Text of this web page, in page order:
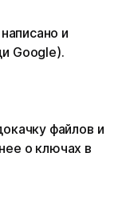
и
Google).
файлов и
о ключах в